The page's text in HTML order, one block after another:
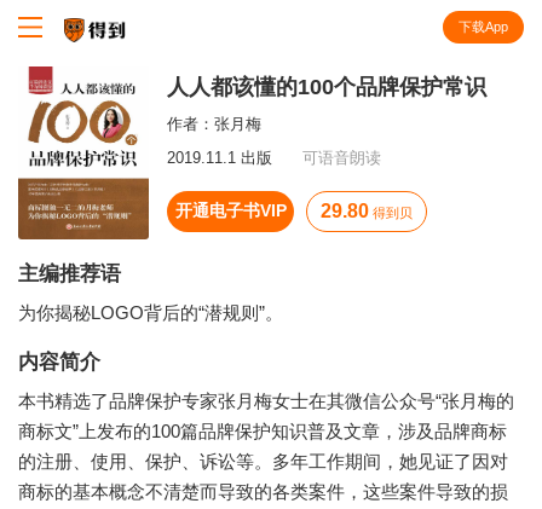
下载App
人人都该懂的100个品牌保护常识
作者： 张月梅
2019.11.1 出版
可语音朗读
开通电子书VIP 29.80 得到贝
主编推荐语
为你揭秘LOGO背后的“潜规则”。
内容简介
本书精选了品牌保护专家张月梅女士在其微信公众号“张月梅的
商标文”上发布的100篇品牌保护知识普及文章，涉及品牌商标
的注册、使用、保护、诉讼等。多年工作期间，她见证了因对
商标的基本概念不清楚而导致的各类案件，这些案件导致的损